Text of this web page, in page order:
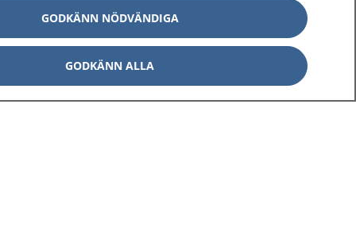
GODKÄNN NÖDVÄNDIGA
GODKÄNN ALLA